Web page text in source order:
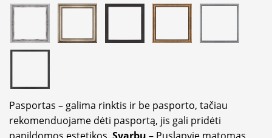
Pasportas – galima rinktis ir be pasporto, tačiau
rekomenduojame dėti pasportą, jis gali pridėti
papildomos estetikos. Svarbu – Puslapyje matomas